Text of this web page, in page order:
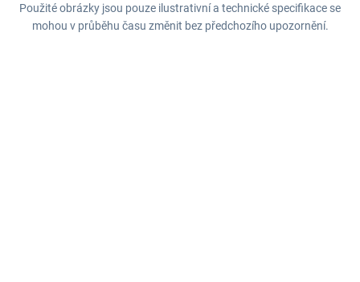
Použité obrázky jsou pouze ilustrativní a technické specifikace se
mohou v průběhu času změnit bez předchozího upozornění.